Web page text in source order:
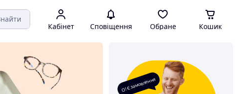
Кабінет Сповіщення Обране Кошик
О! Є замовлення